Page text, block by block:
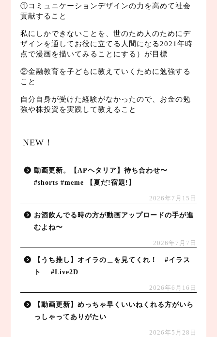
①コミュニケーションデザインの力を高めて社会
貢献すること
私にしかできないことを、世のため人のためにデ
ザインを通してお役に立てる人間になる2021年時
点で漫画を描いてみることにする）が目標
②金融教育を子どもに教えていくために勉強する
こと
自分自身が受けた経験がなかったので、お金の勉
強や株投資を実践して教えること
NEW！
動画更新。【APヘタリア】待ち合わせ〜
#shorts #meme 【夏だ!宿題!】
2026年7月15日
お酒飲んでる時の方が動画アップロードの手が進
むよね〜
2026年7月7日
【うち推し】オイラの＿を見てくれ！ #イラス
ト #Live2D
2026年6月16日
【動画更新】めっちゃ早くいいねくれる方がいら
っしゃってありがたい
2026年5月28日